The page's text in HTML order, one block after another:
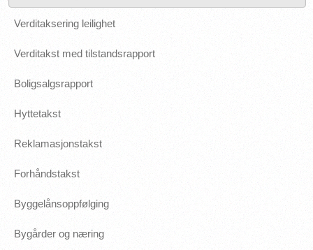
Verditaksering leilighet
Verditakst med tilstandsrapport
Boligsalgsrapport
Hyttetakst
Reklamasjonstakst
Forhåndstakst
Byggelånsoppfølging
Bygårder og næring